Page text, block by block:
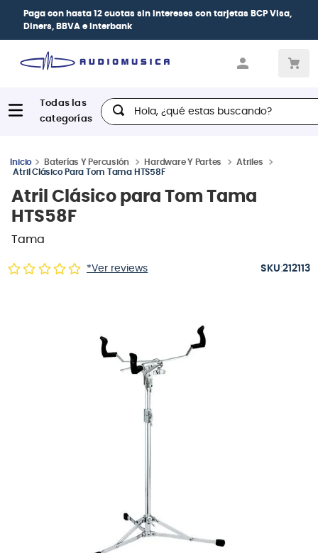
Paga con hasta 12 cuotas sin intereses con tarjetas BCP Visa,
Diners, BBVA e Interbank
Hola, ¿qué estas buscando?
Baterías Y Percusión Hardware Y Partes
Atriles
Atril Clásico Para Tom Tama HTS58F
Atril Clásico para Tom Tama
HTS58F
Tama
*Ver reviews :212113